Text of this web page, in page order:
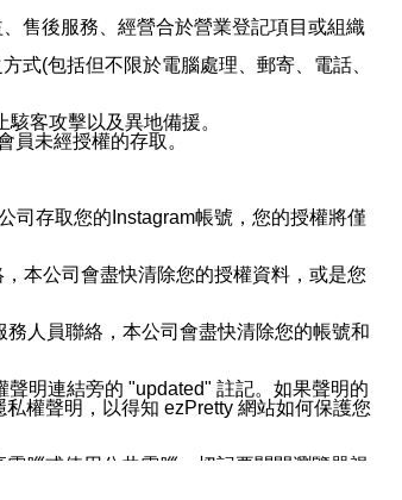
售後服務、經營合於營業登記項目或組織
式(包括但不限於電腦處理、郵寄、電話、
客攻擊以及異地備援。
未經授權的存取。
司存取您的Instagram帳號，您的授權將僅
本公司會盡快清除您的授權資料，或是您
務人員聯絡，本公司會盡快清除您的帳號和
明連結旁的 "updated" 註記。如果聲明的
權聲明，以得知 ezPretty 網站如何保護您
腦或使用公共電腦，切記要關閉瀏覽器視